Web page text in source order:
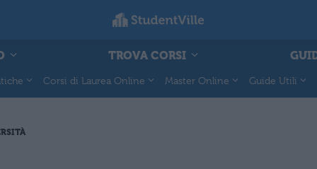
TROVA CORSI
Corsi di Laurea Online Master Online Guide Utili